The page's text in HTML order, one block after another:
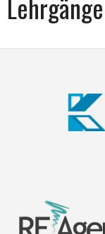
Lehrgänge